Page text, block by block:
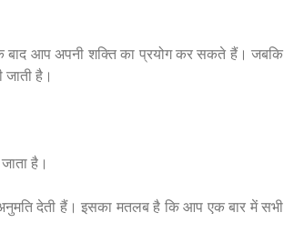
बाद आप अपनी शक्ति का प्रयोग कर सकते हैं। जबकि
है।
है।
देती हैं। इसका मतलब है कि आप एक बार में सभी